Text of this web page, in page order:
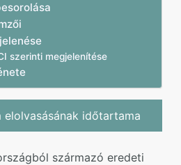
szerinti megjelenítése
időtartama
származó eredeti